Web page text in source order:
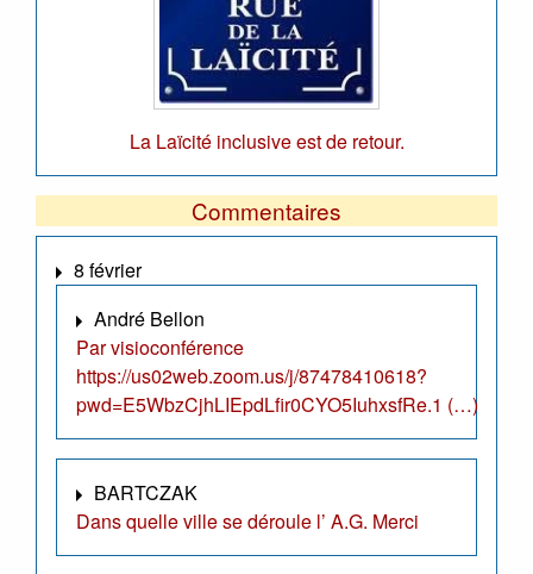
La Laïcité inclusive est de retour.
Commentaires
8 février
André Bellon
Par visioconférence
https://us02web.zoom.us/j/87478410618?
pwd=E5WbzCjhLIEpdLfir0CYO5IuhxsfRe.1 (…)
BARTCZAK
Dans quelle ville se déroule l’ A.G. Merci